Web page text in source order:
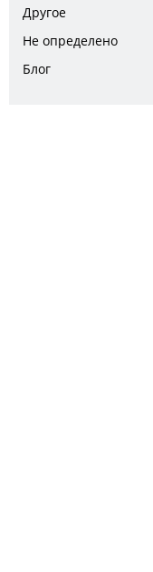
Другое
Не определено
Блог